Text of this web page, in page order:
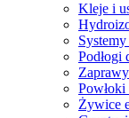
Kleje i
Podłogi
Żywice